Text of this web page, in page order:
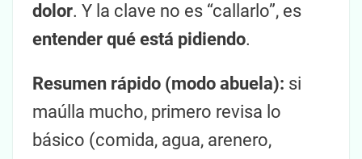
dolor. Y la clave no es “callarlo”, es
entender qué está pidiendo.
Resumen rápido (modo abuela): si
maúlla mucho, primero revisa lo
básico (comida, agua, arenero,